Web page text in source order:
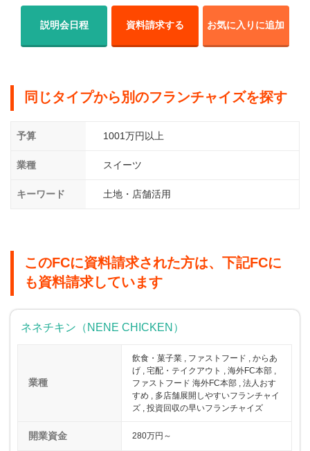
説明会日程 資料請求する お気に入りに追加
同じタイプから別のフランチャイズを探す
予算 1001万円以上
業種 スイーツ
キーワード 土地・店舗活用
このFCに資料請求された方は、下記FCに
も資料請求しています
ネネチキン（NENE CHICKEN）
業種
飲食・菓子業 , ファストフード , からあ
げ , 宅配・テイクアウト , 海外FC本部 ,
ファストフード 海外FC本部 , 法人おす
すめ , 多店舗展開しやすいフランチャイ
ズ , 投資回収の早いフランチャイズ
開業資金 280万円～